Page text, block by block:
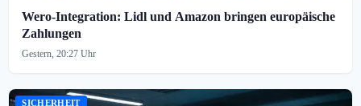
Wero-Integration: Lidl und Amazon bringen europäische
Zahlungen
Gestern, 20:27 Uhr
SICHERHEIT